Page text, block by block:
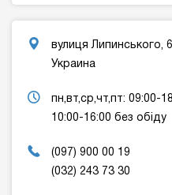
вулиця Липинського,
Украина
пн,вт,ср,чт,пт: 09:00-
10:00-16:00 без обіду
(097) 900 00 19
(032) 243 73 30